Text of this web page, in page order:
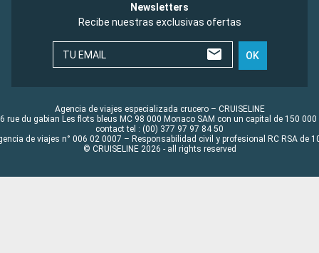
Newsletters
Recibe nuestras exclusivas ofertas
TU EMAIL OK
Agencia de viajes especializada crucero – CRUISELINE
rue du gabian Les flots bleus MC 98 000 Monaco SAM con un capital de 150 000
contact tel : (00) 377 97 97 84 50
de viajes n° 006 02 0007 – Responsabilidad civil y profesional RC RSA de
© CRUISELINE 2026 - all rights reserved